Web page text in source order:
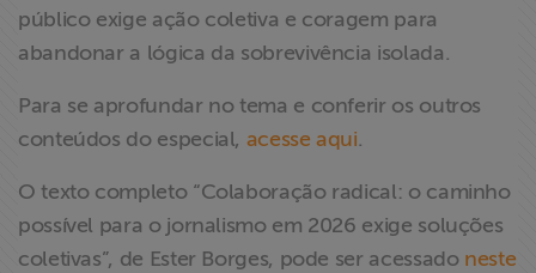
público exige ação coletiva e coragem para
abandonar a lógica da sobrevivência isolada.
Para se aprofundar no tema e conferir os outros
conteúdos do especial, acesse aqui.
O texto completo “Colaboração radical: o caminho
possível para o jornalismo em 2026 exige soluções
coletivas”, de Ester Borges, pode ser acessado neste